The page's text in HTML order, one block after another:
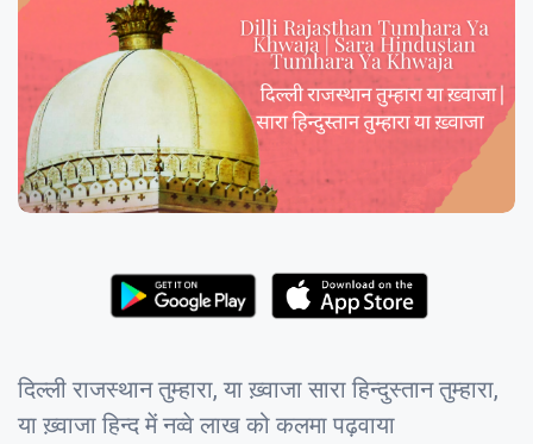
दिल्ली राजस्थान तुम्हारा, या ख़्वाजा सारा हिन्दुस्तान तुम्हारा,
या ख़्वाजा हिन्द में नव्वे लाख को कलमा पढ़वाया